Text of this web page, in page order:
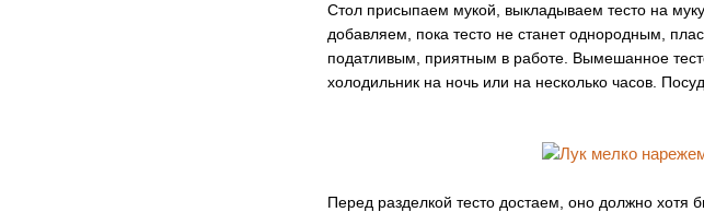
Стол присыпаем мукой, выкладываем тесто на
добавляем, пока тесто не станет однородным,
податливым, приятным в работе. Вымешанное
холодильник на ночь или на несколько часов.
Перед разделкой тесто достаем, оно должно хотя